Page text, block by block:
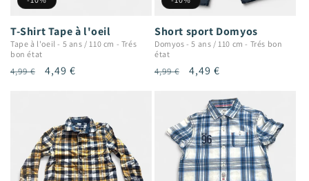
T-Shirt Tape à l'oeil
Tape à l'oeil - 5 ans / 110 cm - Trés
bon état
Prix
4,99 €
Prix
4,49 €
Short sport Domyos
Domyos - 5 ans / 110 cm - Trés bon
état
Prix
4,99 €
Prix
4,49 €